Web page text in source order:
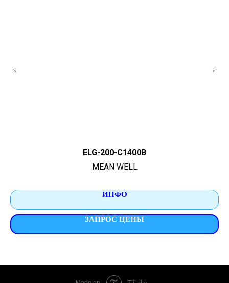
ELG-200-C1400B
MEAN WELL
ИНФО
ЗАПРОС ЦЕНЫ